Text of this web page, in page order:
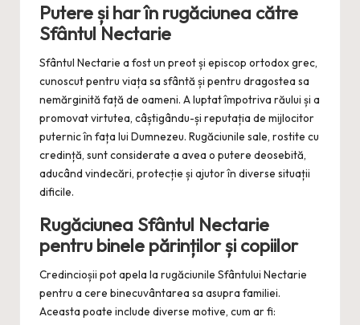
Putere și har în rugăciunea către
Sfântul Nectarie
Sfântul Nectarie a fost un preot și episcop ortodox grec,
cunoscut pentru viața sa sfântă și pentru dragostea sa
nemărginită față de oameni. A luptat împotriva răului și a
promovat virtutea, câștigându-și reputația de mijlocitor
puternic în fața lui Dumnezeu. Rugăciunile sale, rostite cu
credință, sunt considerate a avea o putere deosebită,
aducând vindecări, protecție și ajutor în diverse situații
dificile.
Rugăciunea Sfântul Nectarie
pentru binele părinților și copiilor
Credincioșii pot apela la rugăciunile Sfântului Nectarie
pentru a cere binecuvântarea sa asupra familiei.
Aceasta poate include diverse motive, cum ar fi: